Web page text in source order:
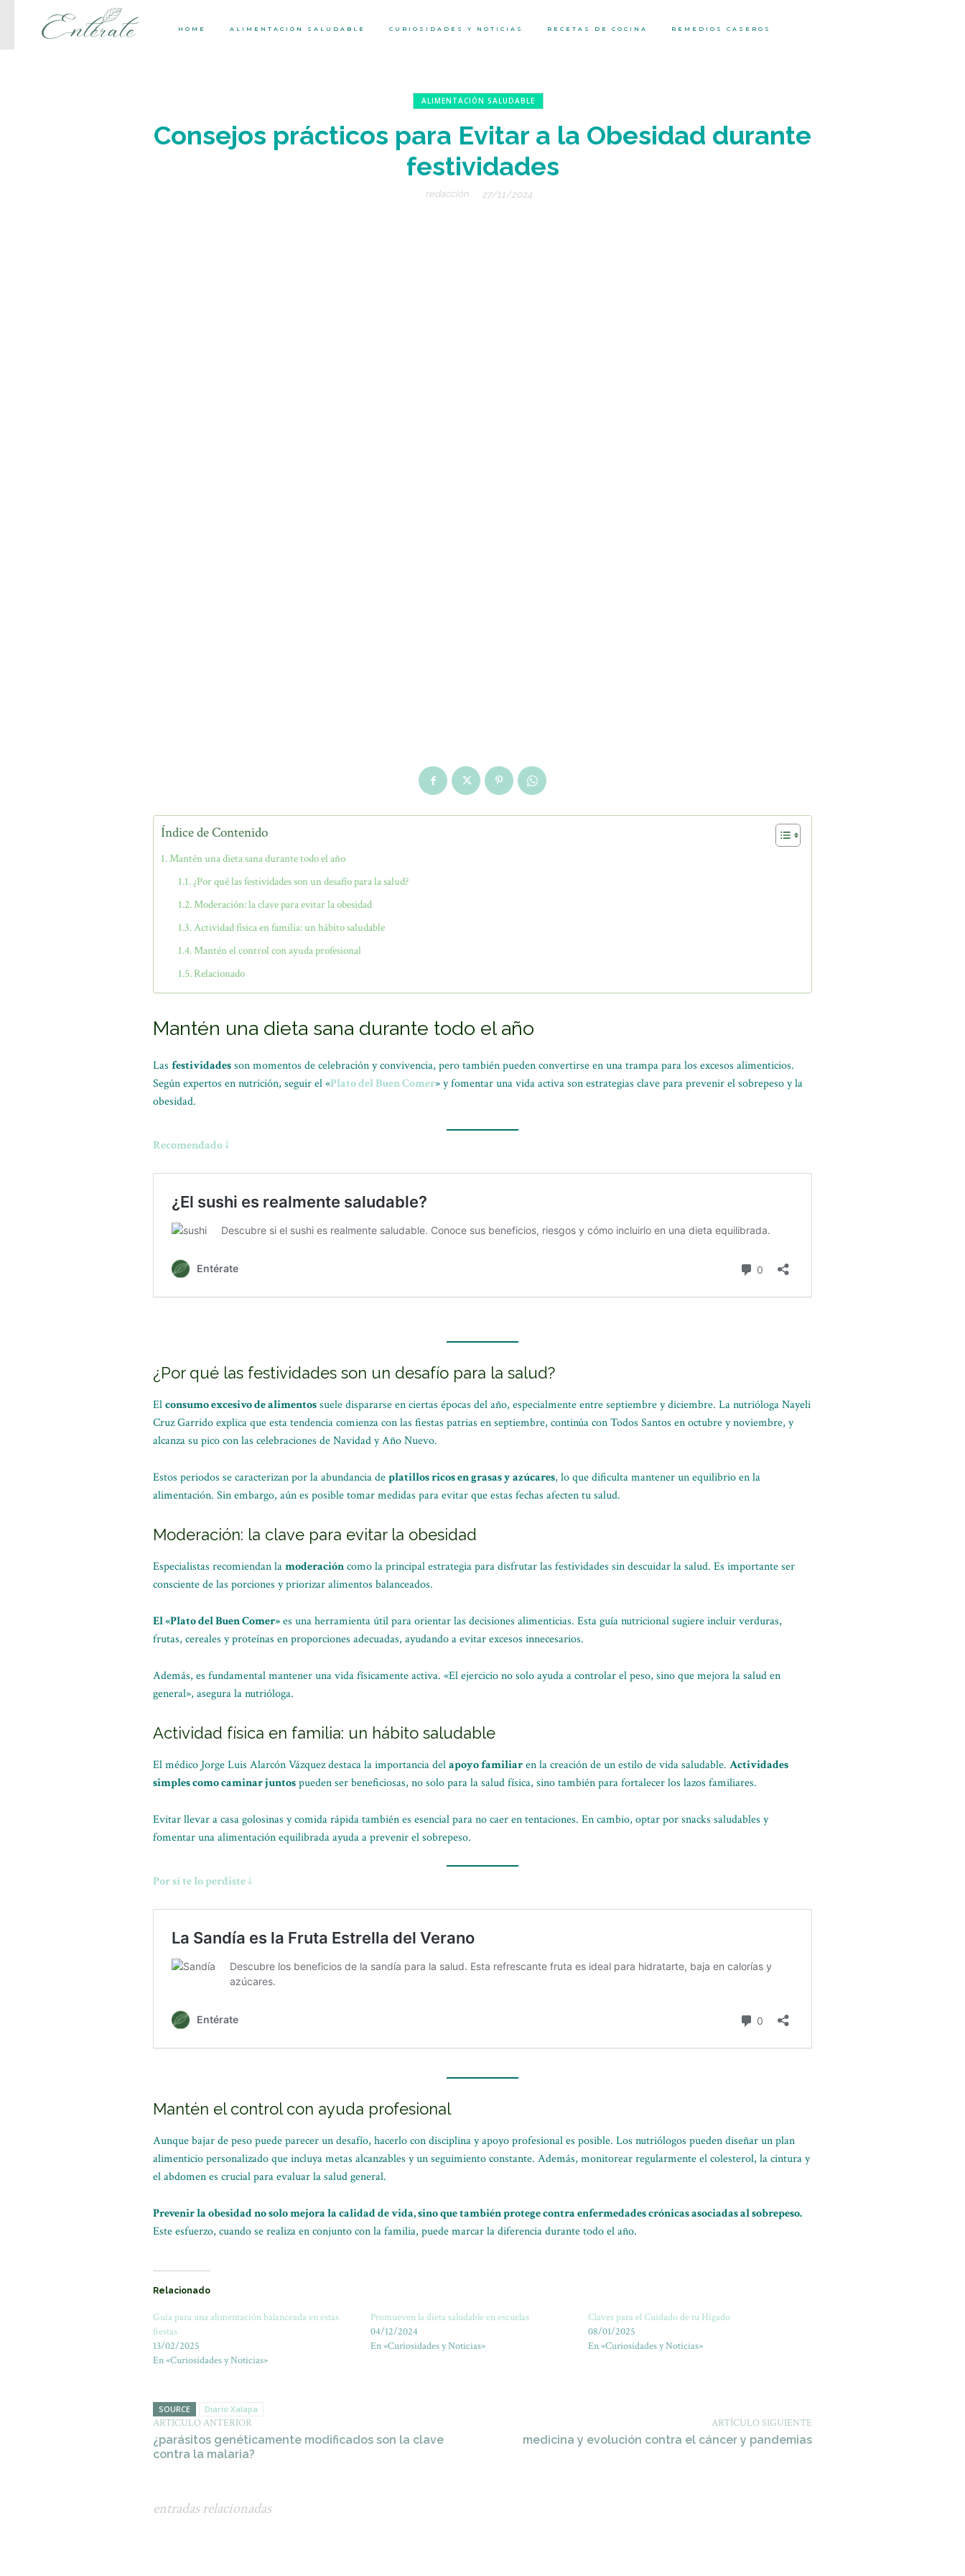
HOME ALIMENTACIÓN SALUDABLE CURIOSIDADES Y NOTICIAS RECETAS DE COCINA REMEDIOS CASEROS
ALIMENTACIÓN SALUDABLE
Consejos prácticos para Evitar a la Obesidad durante
festividades
redacción 27/11/2024
Índice de Contenido
Mantén una dieta sana durante todo el año
¿Por qué las festividades son un desafío para la salud?
Moderación: la clave para evitar la obesidad
Actividad física en familia: un hábito saludable
Mantén el control con ayuda profesional
Relacionado
Mantén una dieta sana durante todo el año
Las festividadesson momentos de celebración y convivencia, pero también pueden convertirse en una trampa para los excesos alimenticios.
Según expertos en nutrición, seguir el «Plato del Buen Comer» y fomentar una vida activa son estrategias clave para prevenir el sobrepeso y la
obesidad.
Recomendado ↓
¿Por qué las festividades son un desafío para la salud?
Elconsumo excesivo de alimentossuele dispararse en ciertas épocas del año, especialmente entre septiembre y diciembre. La nutrióloga Nayeli
Cruz Garrido explica que esta tendencia comienza con las fiestas patrias en septiembre, continúa con Todos Santos en octubre y noviembre, y
alcanza su pico con las celebraciones de Navidad y Año Nuevo.
Estos periodos se caracterizan por la abundancia deplatillos ricos en grasas y azúcares, lo que dificulta mantener un equilibrio en la
alimentación. Sin embargo, aún es posible tomar medidas para evitar que estas fechas afecten tu salud.
Moderación: la clave para evitar la obesidad
Especialistas recomiendan lamoderacióncomo la principal estrategia para disfrutar las festividades sin descuidar la salud. Es importante ser
consciente de las porciones y priorizar alimentos balanceados.
El «Plato del Buen Comer»es una herramienta útil para orientar las decisiones alimenticias. Esta guía nutricional sugiere incluir verduras,
frutas, cereales y proteínas en proporciones adecuadas, ayudando a evitar excesos innecesarios.
Además, es fundamental mantener una vida físicamente activa. «El ejercicio no solo ayuda a controlar el peso, sino que mejora la salud en
general», asegura la nutrióloga.
Actividad física en familia: un hábito saludable
El médico Jorge Luis Alarcón Vázquez destaca la importancia delapoyo familiaren la creación de un estilo de vida saludable. Actividades
simples como caminar juntospueden ser beneficiosas, no solo para la salud física, sino también para fortalecer los lazos familiares.
Evitar llevar a casa golosinas y comida rápida también es esencial para no caer en tentaciones. En cambio, optar por snacks saludables y
fomentar una alimentación equilibrada ayuda a prevenir el sobrepeso.
Por sí te lo perdiste ↓
Mantén el control con ayuda profesional
Aunque bajar de peso puede parecer un desafío, hacerlo con disciplina y apoyo profesional es posible. Los nutriólogos pueden diseñar un plan
alimenticio personalizado que incluya metas alcanzables y un seguimiento constante. Además, monitorear regularmente el colesterol, la cintura y
el abdomen es crucial para evaluar la salud general.
Prevenir la obesidad no solo mejora la calidad de vida, sino que también protege contra enfermedades crónicas asociadas al sobrepeso.
Este esfuerzo, cuando se realiza en conjunto con la familia, puede marcar la diferencia durante todo el año.
Relacionado
Guía para una alimentación balanceada en estas
fiestas
13/02/2025
En «Curiosidades y Noticias»
Promueven la dieta saludable en escuelas
04/12/2024
En «Curiosidades y Noticias»
Claves para el Cuidado de tu Hígado
08/01/2025
En «Curiosidades y Noticias»
SOURCE Diario Xalapa
ARTÍCULO ANTERIOR
¿parásitos genéticamente modificados son la clave
contra la malaria?
ARTÍCULO SIGUIENTE
medicina y evolución contra el cáncer y pandemias
entradas relacionadas